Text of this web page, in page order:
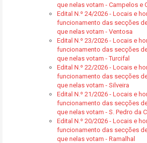
que nelas votam - Campelos e
Edital N.º 24/2026 - Locais e
funcionamento das secções
que nelas votam - Ventosa
Edital N.º 23/2026 - Locais e
funcionamento das secções
que nelas votam - Turcifal
Edital N.º 22/2026 - Locais e
funcionamento das secções
que nelas votam - Silveira
Edital N.º 21/2026 - Locais e
funcionamento das secções
que nelas votam - S. Pedro da
Edital N.º 20/2026 - Locais e
funcionamento das secções
que nelas votam - Ramalhal